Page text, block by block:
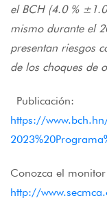
el BCH (4.0 %
mismo durante el
presentan riesgos
de los choques de
Publicación:
https://
Conozca el
http://